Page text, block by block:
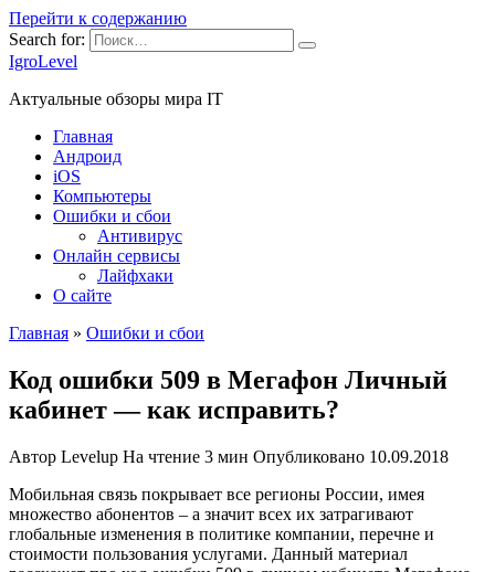
Перейти к содержанию
Search for:
IgroLevel
Актуальные обзоры мира IT
Главная
Андроид
iOS
Компьютеры
Ошибки и сбои
Антивирус
Онлайн сервисы
Лайфхаки
О сайте
Главная » Ошибки и сбои
Код ошибки 509 в Мегафон Личный
кабинет — как исправить?
Автор Levelup На чтение 3 мин Опубликовано 10.09.2018
Мобильная связь покрывает все регионы России, имея
множество абонентов – а значит всех их затрагивают
глобальные изменения в политике компании, перечне и
стоимости пользования услугами. Данный материал